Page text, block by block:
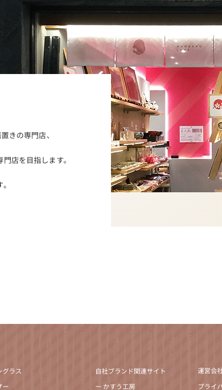
きの専門店、
店を目指します。
グラス
ー
自社ブランド関連サイト
ー かすう工房
運営会
プライ